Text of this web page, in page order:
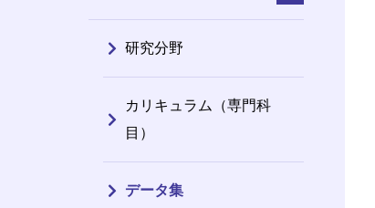
研究分野
カリキュラム（専門科
目）
データ集